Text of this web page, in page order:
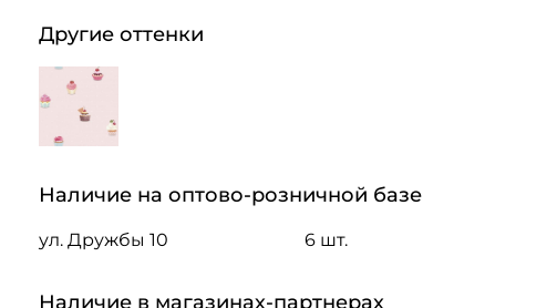
Другие оттенки
Наличие на оптово-розничной базе
ул. Дружбы 10 6 шт.
Наличие в магазинах-партнерах